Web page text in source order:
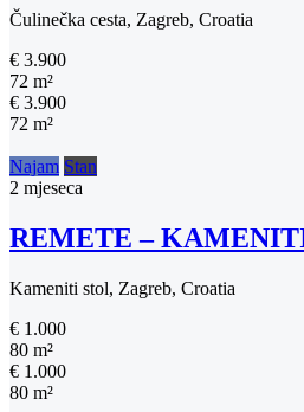
Čulinečka cesta, Zagreb, Croatia
€ 3.900
72 m²
€ 3.900
72 m²
Najam Stan
2 mjeseca
REMETE – KAMENITI
Kameniti stol, Zagreb, Croatia
€ 1.000
80 m²
€ 1.000
80 m²